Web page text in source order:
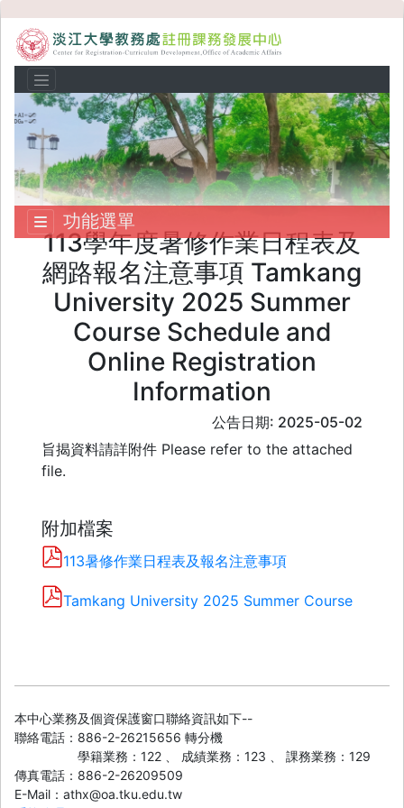
功能選單
113學年度暑修作業日程表及
網路報名注意事項 Tamkang
University 2025 Summer
Course Schedule and
Online Registration
Information
公告日期: 2025-05-02
旨揭資料請詳附件 Please refer to the attached
file.
附加檔案
113暑修作業日程表及報名注意事項
Tamkang University 2025 Summer Course
本中心業務及個資保護窗口聯絡資訊如下--
聯絡電話：886-2-26215656 轉分機
學籍業務：122 、 成績業務：123 、 課務業務：129
傳真電話：886-2-26209509
E-Mail：athx@oa.tku.edu.tw